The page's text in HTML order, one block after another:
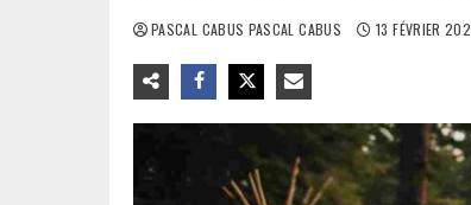
PASCAL CABUS PASCAL CABUS 13 FÉVRIER